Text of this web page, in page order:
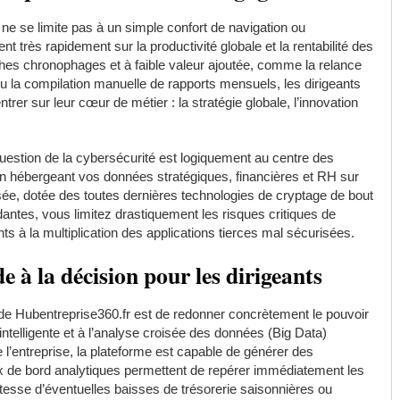
se limite pas à un simple confort de navigation ou
très rapidement sur la productivité globale et la rentabilité des
chronophages et à faible valeur ajoutée, comme la relance
la compilation manuelle de rapports mensuels, les dirigeants
sur leur cœur de métier : la stratégie globale, l’innovation
de la cybersécurité est logiquement au centre des
hébergeant vos données stratégiques, financières et RH sur
dotée des toutes dernières technologies de cryptage de bout
vous limitez drastiquement les risques critiques de
à la multiplication des applications tierces mal sécurisées.
à la décision pour les dirigeants
Hubentreprise360.fr est de redonner concrètement le pouvoir
et à l’analyse croisée des données (Big Data)
la plateforme est capable de générer des
bord analytiques permettent de repérer immédiatement les
d’éventuelles baisses de trésorerie saisonnières ou